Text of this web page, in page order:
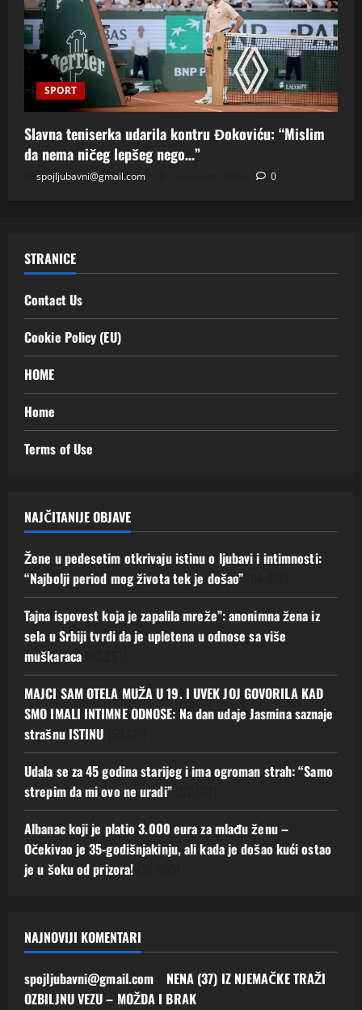
SPORT
Slavna teniserka udarila kontru Đokoviću: “Mislim
da nema ničeg lepšeg nego…”
spojljubavni@gmail.com 0
STRANICE
Contact Us
Cookie Policy (EU)
HOME
Home
Terms of Use
NAJČITANIJE OBJAVE
Žene u pedesetim otkrivaju istinu o ljubavi i intimnosti:
“Najbolji period mog života tek je došao”
Tajna ispovest koja je zapalila mreže”: anonimna žena iz
sela u Srbiji tvrdi da je upletena u odnose sa više
muškaraca
MAJCI SAM OTELA MUŽA U 19. I UVEK JOJ GOVORILA KAD
SMO IMALI INTIMNE ODNOSE: Na dan udaje Jasmina saznaje
strašnu ISTINU
Udala se za 45 godina starijeg i ima ogroman strah: “Samo
strepim da mi ovo ne uradi”
Albanac koji je platio 3.000 eura za mlađu ženu –
Očekivao je 35-godišnjakinju, ali kada je došao kući ostao
je u šoku od prizora!
NAJNOVIJI KOMENTARI
spojljubavni@gmail.com
NENA (37) IZ NJEMAČKE TRAŽI
OZBILJNU VEZU – MOŽDA I BRAK